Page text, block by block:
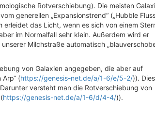
Rotverschiebung). Die meisten
generellen „Expansionstrend“ („Hubble
das Licht, wenn es sich von einem
im Normalfall sehr klein. Außerdem wird er
Milchstraße automatisch
von Galaxien angegeben, die aber auf
(https://genesis-net.de/a/1-6/e/5-2/)).
versteht man die Rotverschiebung von
https://genesis-net.de/a/1-6/d/4-4/)).